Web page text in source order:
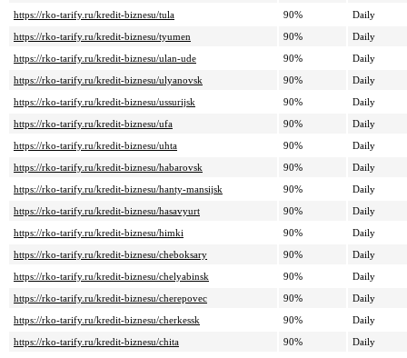
https://rko-tarify.ru/kredit-biznesu/tula
90%
Daily
https://rko-tarify.ru/kredit-biznesu/tyumen
90%
Daily
https://rko-tarify.ru/kredit-biznesu/ulan-ude
90%
Daily
https://rko-tarify.ru/kredit-biznesu/ulyanovsk
90%
Daily
https://rko-tarify.ru/kredit-biznesu/ussurijsk
90%
Daily
https://rko-tarify.ru/kredit-biznesu/ufa
90%
Daily
https://rko-tarify.ru/kredit-biznesu/uhta
90%
Daily
https://rko-tarify.ru/kredit-biznesu/habarovsk
90%
Daily
https://rko-tarify.ru/kredit-biznesu/hanty-mansijsk
90%
Daily
https://rko-tarify.ru/kredit-biznesu/hasavyurt
90%
Daily
https://rko-tarify.ru/kredit-biznesu/himki
90%
Daily
https://rko-tarify.ru/kredit-biznesu/cheboksary
90%
Daily
https://rko-tarify.ru/kredit-biznesu/chelyabinsk
90%
Daily
https://rko-tarify.ru/kredit-biznesu/cherepovec
90%
Daily
https://rko-tarify.ru/kredit-biznesu/cherkessk
90%
Daily
https://rko-tarify.ru/kredit-biznesu/chita
90%
Daily